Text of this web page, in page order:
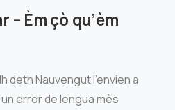
Èm çò qu’èm
deth Nauvengut l’envien a
error de lengua mès